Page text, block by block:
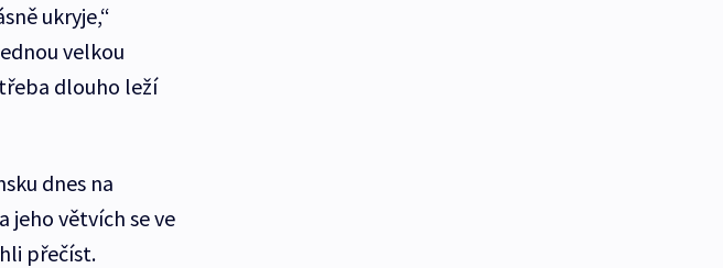
ukryje,“
velkou
dlouho leží
dnes na
jeho větvích se ve
přečíst.